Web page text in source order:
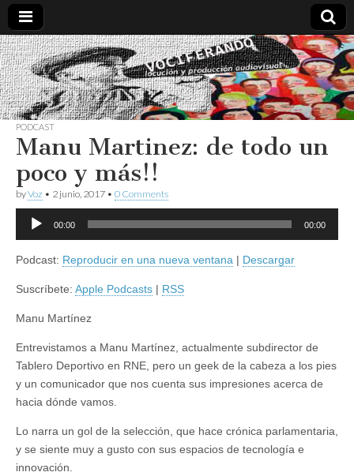
Vociferando
Comunicación,
Locucion y
Producción
Audiovisual
PODCAST
Manu Martinez: de todo un
poco y más!!
byVoz • 2 junio, 2017 • 0 Comments
Reproductor
00:00 00:00
Podcast: Reproducir en una nueva ventana | Descargar
Suscríbete: Apple Podcasts | RSS
Manu Martínez
Entrevistamos a Manu Martínez, actualmente subdirector de
Tablero Deportivo en RNE, pero un geek de la cabeza a los pies
y un comunicador que nos cuenta sus impresiones acerca de
hacia dónde vamos.
Lo narra un gol de la selección, que hace crónica parlamentaria,
y se siente muy a gusto con sus espacios de tecnología e
innovación.